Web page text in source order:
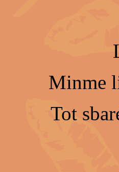
Minme
Tot